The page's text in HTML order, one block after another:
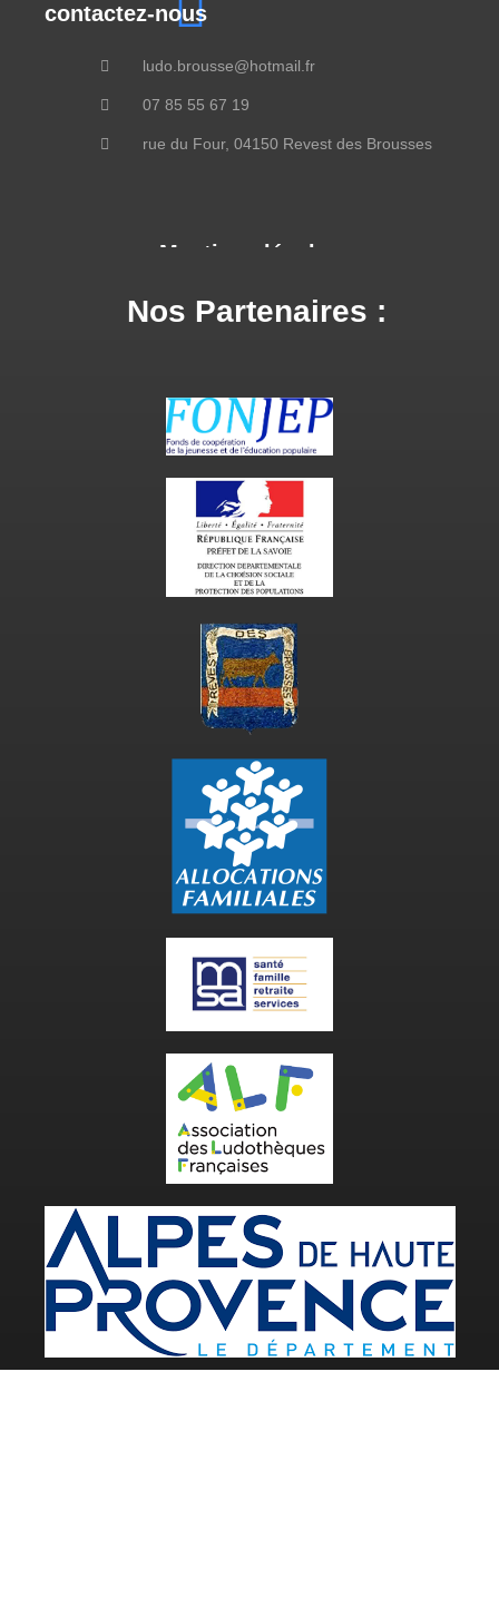
contactez-nous
ludo.brousse@hotmail.fr
07 85 55 67 19
rue du Four, 04150 Revest des Brousses
Mentions légales
Nos Partenaires :